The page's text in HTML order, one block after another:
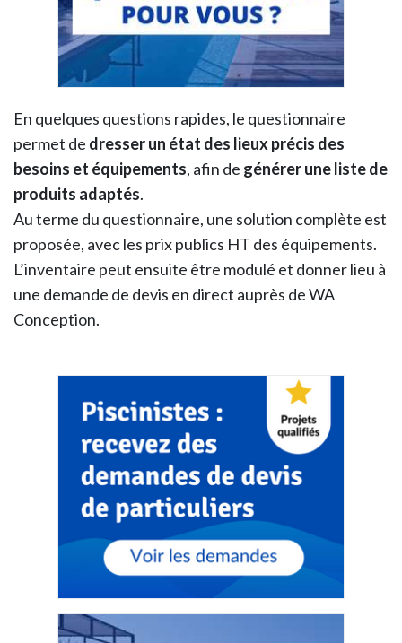
En quelques questions rapides, le questionnaire
permet de dresser un état des lieux précis des
besoins et équipements, afin de générer une liste de
produits adaptés.
Au terme du questionnaire, une solution complète est
proposée, avec les prix publics HT des équipements.
L’inventaire peut ensuite être modulé et donner lieu à
une demande de devis en direct auprès de WA
Conception.